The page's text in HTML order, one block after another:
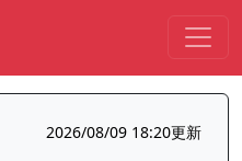
2026/08/09 18:20更新